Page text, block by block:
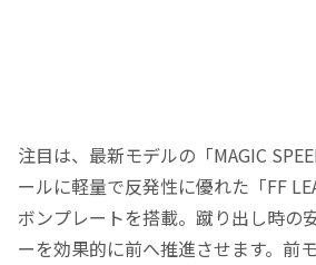
注目は、最新モデルの「MAGIC
ールに軽量で反発性に優れた「FF
ボンプレートを搭載。蹴り出し時の
ーを効果的に前へ推進させます。前